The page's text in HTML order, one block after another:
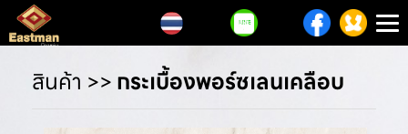
สินค้า >>กระเบื้องพอร์ซเลนเคลือบ